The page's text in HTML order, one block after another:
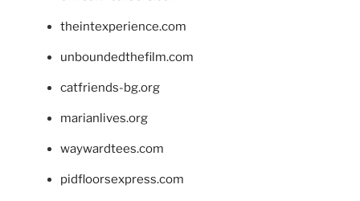
theintexperience.com
unboundedthefilm.com
catfriends-bg.org
marianlives.org
waywardtees.com
pidfloorsexpress.com